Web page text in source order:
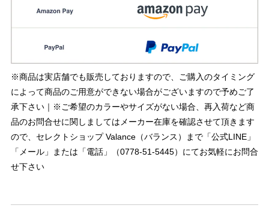
※商品は実店舗でも販売しておりますので、ご購入のタイミング
によって商品のご用意ができない場合がございますので予めご了
承下さい｜※ご希望のカラーやサイズがない場合、再入荷など商
品のお問合せに関しましてはメーカー在庫を確認させて頂きます
ので、セレクトショップ Valance（バランス）まで「公式LINE」
「メール」または「電話」（0778-51-5445）にてお気軽にお問合
せ下さい